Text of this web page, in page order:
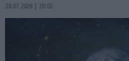
28.07.2026 | 20:03